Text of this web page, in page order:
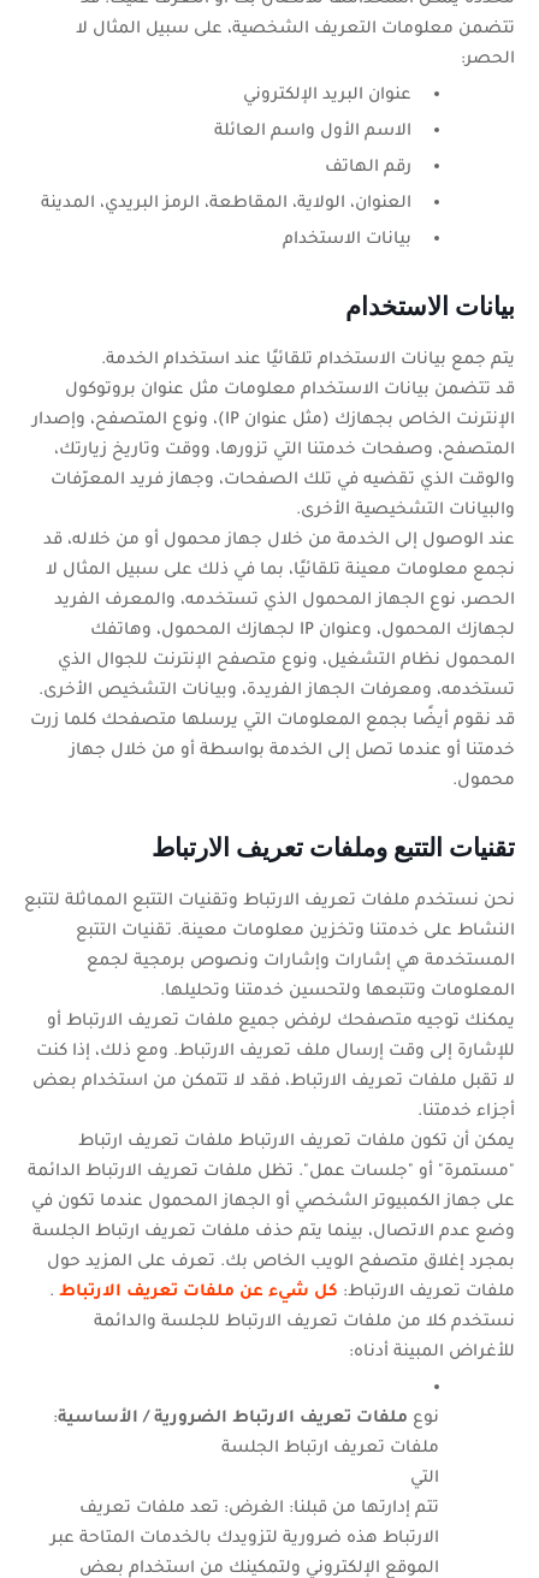
تتضمن معلومات التعريف الشخصية، على سبيل المثال لا
الحصر:
عنوان البريد الإلكتروني
الاسم الأول واسم العائلة
رقم الهاتف
العنوان، الولاية، المقاطعة، الرمز البريدي، المدينة
بيانات الاستخدام
بيانات الاستخدام
يتم جمع بيانات الاستخدام تلقائيًا عند استخدام الخدمة.
قد تتضمن بيانات الاستخدام معلومات مثل عنوان بروتوكول
الإنترنت الخاص بجهازك (مثل عنوانIP )، ونوع المتصفح، وإصدار
المتصفح، وصفحات خدمتنا التي تزورها، ووقت وتاريخ زيارتك،
والوقت الذي تقضيه في تلك الصفحات، وجهاز فريد المعرّفات
والبيانات التشخيصية الأخرى.
عند الوصول إلى الخدمة من خلال جهاز محمول أو من خلاله، قد
نجمع معلومات معينة تلقائيًا، بما في ذلك على سبيل المثال لا
الحصر، نوع الجهاز المحمول الذي تستخدمه، والمعرف الفريد
لجهازك المحمول، وعنوانIP لجهازك المحمول، وهاتفك
المحمول نظام التشغيل، ونوع متصفح الإنترنت للجوال الذي
تستخدمه، ومعرفات الجهاز الفريدة، وبيانات التشخيص الأخرى.
قد نقوم أيضًا بجمع المعلومات التي يرسلها متصفحك كلما زرت
خدمتنا أو عندما تصل إلى الخدمة بواسطة أو من خلال جهاز
محمول.
تقنيات التتبع وملفات تعريف الارتباط
نحن نستخدم ملفات تعريف الارتباط وتقنيات التتبع المماثلة لتتبع
النشاط على خدمتنا وتخزين معلومات معينة. تقنيات التتبع
المستخدمة هي إشارات وإشارات ونصوص برمجية لجمع
المعلومات وتتبعها ولتحسين خدمتنا وتحليلها.
يمكنك توجيه متصفحك لرفض جميع ملفات تعريف الارتباط أو
للإشارة إلى وقت إرسال ملف تعريف الارتباط. ومع ذلك، إذا كنت
لا تقبل ملفات تعريف الارتباط، فقد لا تتمكن من استخدام بعض
أجزاء خدمتنا.
يمكن أن تكون ملفات تعريف الارتباط ملفات تعريف ارتباط
"مستمرة" أو "جلسات عمل". تظل ملفات تعريف الارتباط الدائمة
على جهاز الكمبيوتر الشخصي أو الجهاز المحمول عندما تكون في
وضع عدم الاتصال، بينما يتم حذف ملفات تعريف ارتباط الجلسة
بمجرد إغلاق متصفح الويب الخاص بك. تعرف على المزيد حول
ملفات تعريف الارتباط:كل شيء عن ملفات تعريف الارتباط.
نستخدم كلا من ملفات تعريف الارتباط للجلسة والدائمة
للأغراض المبينة أدناه:
نوعملفات تعريف الارتباط الضرورية / الأساسية:
ملفات تعريف ارتباط الجلسة
التي
تتم إدارتها من قبلنا: الغرض: تعد ملفات تعريف
الارتباط هذه ضرورية لتزويدك بالخدمات المتاحة عبر
الموقع الإلكتروني ولتمكينك من استخدام بعض